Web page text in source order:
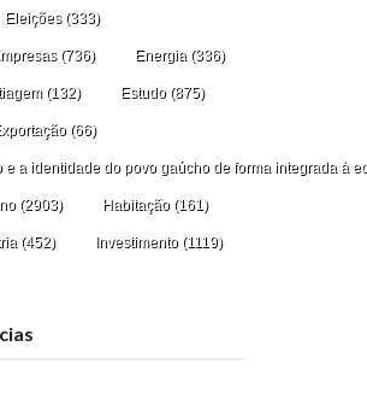
Eleições(333)
(736) Energia (336)
(132) Estudo(875)
(66)
e a identidade do povo gaúcho de forma integrada à
(2903) Habitação(161)
(452) Investimento(1119)